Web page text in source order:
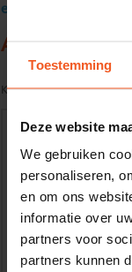
Toestemming
Deze website
We gebruiken
personaliseren,
en om ons
informatie over
partners voor
partners kunnen
excl. BTW
Aluminium
Kwaliteit: EN AW-6060-
Gewenste
lengtemaat in